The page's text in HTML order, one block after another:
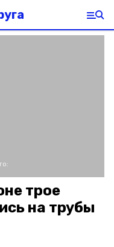
трое
на трубы